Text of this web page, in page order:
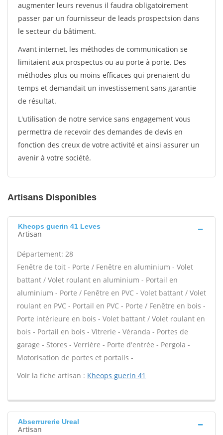
augmenter leurs revenus il faudra obligatoirement
passer par un fournisseur de leads prospectsion dans
le secteur du bâtiment.
Avant internet, les méthodes de communication se
limitaient aux prospectus ou au porte à porte. Des
méthodes plus ou moins efficaces qui prenaient du
temps et demandait un investissement sans garantie
de résultat.
L'utilisation de notre service sans engagement vous
permettra de recevoir des demandes de devis en
fonction des creux de votre activité et ainsi assurer un
avenir à votre société.
Artisans Disponibles
Kheops guerin 41 Leves
Artisan
Département: 28
Fenêtre de toit - Porte / Fenêtre en aluminium - Volet
battant / Volet roulant en aluminium - Portail en
aluminium - Porte / Fenêtre en PVC - Volet battant / Volet
roulant en PVC - Portail en PVC - Porte / Fenêtre en bois -
Porte intérieure en bois - Volet battant / Volet roulant en
bois - Portail en bois - Vitrerie - Véranda - Portes de
garage - Stores - Verrière - Porte d'entrée - Pergola -
Motorisation de portes et portails -
Voir la fiche artisan : Kheops guerin 41
Abserrurerie Ureal
Artisan